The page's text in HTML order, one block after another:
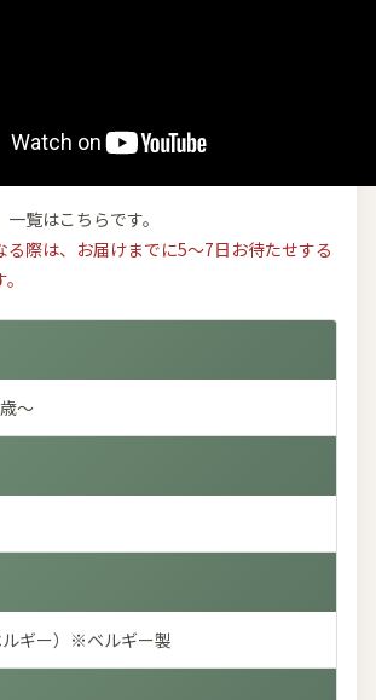
一覧はこちらです。
際は、お届けまでに5～7日お待たせする
～
ギー）※ベルギー製